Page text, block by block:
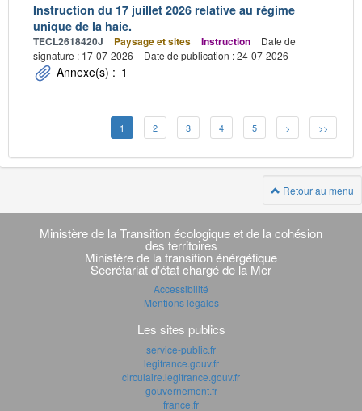
Instruction du 17 juillet 2026 relative au régime
unique de la haie.
TECL2618420J Paysage et sites Instruction
Date de
signature : 17-07-2026
Date de publication : 24-07-2026
Annexe(s) : 1
1 2 3 4 5 > >>
Retour au menu
Navigation
transverse
Ministère de la Transition écologique et de la cohésion
des territoires
Ministère de la transition énérgétique
Secrétariat d'état chargé de la Mer
Accessibilité
Mentions légales
Les sites publics
service-public.fr
legifrance.gouv.fr
circulaire.legifrance.gouv.fr
gouvernement.fr
france.fr